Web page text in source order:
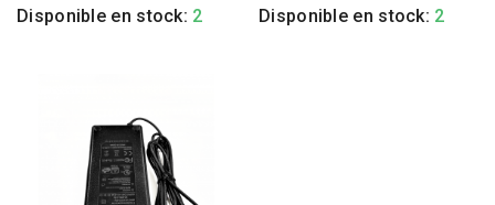
Disponible en stock: 2
Disponible en stock: 2